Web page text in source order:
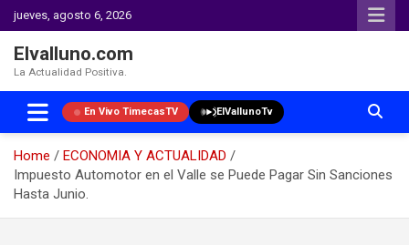
jueves, agosto 6, 2026
Elvalluno.com
La Actualidad Positiva.
En Vivo TimecasTV ElVallunoTv
Home
ECONOMIA Y ACTUALIDAD
Impuesto Automotor en el Valle se Puede Pagar Sin Sanciones
Hasta Junio.